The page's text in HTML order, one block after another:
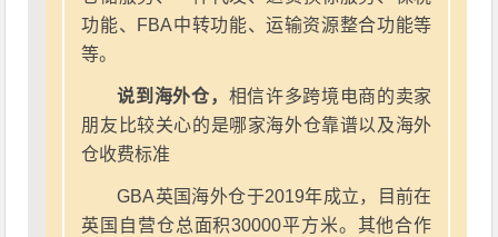
功能、FBA中转功能、运输资源整合功能等
等。
说到海外仓， 相信许多跨境电商的卖家
朋友比较关心的是哪家海外仓靠谱以及海外
仓收费标准
GBA英国海外仓于2019年成立，目前在
英国自营仓总面积30000平方米。其他合作